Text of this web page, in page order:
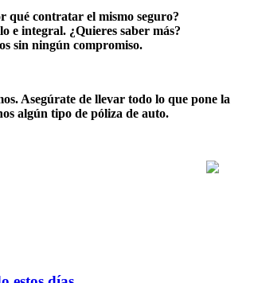
qué contratar el mismo seguro?
e integral. ¿Quieres saber más?
sin ningún compromiso.
Asegúrate de llevar todo lo que pone la
algún tipo de póliza de auto.